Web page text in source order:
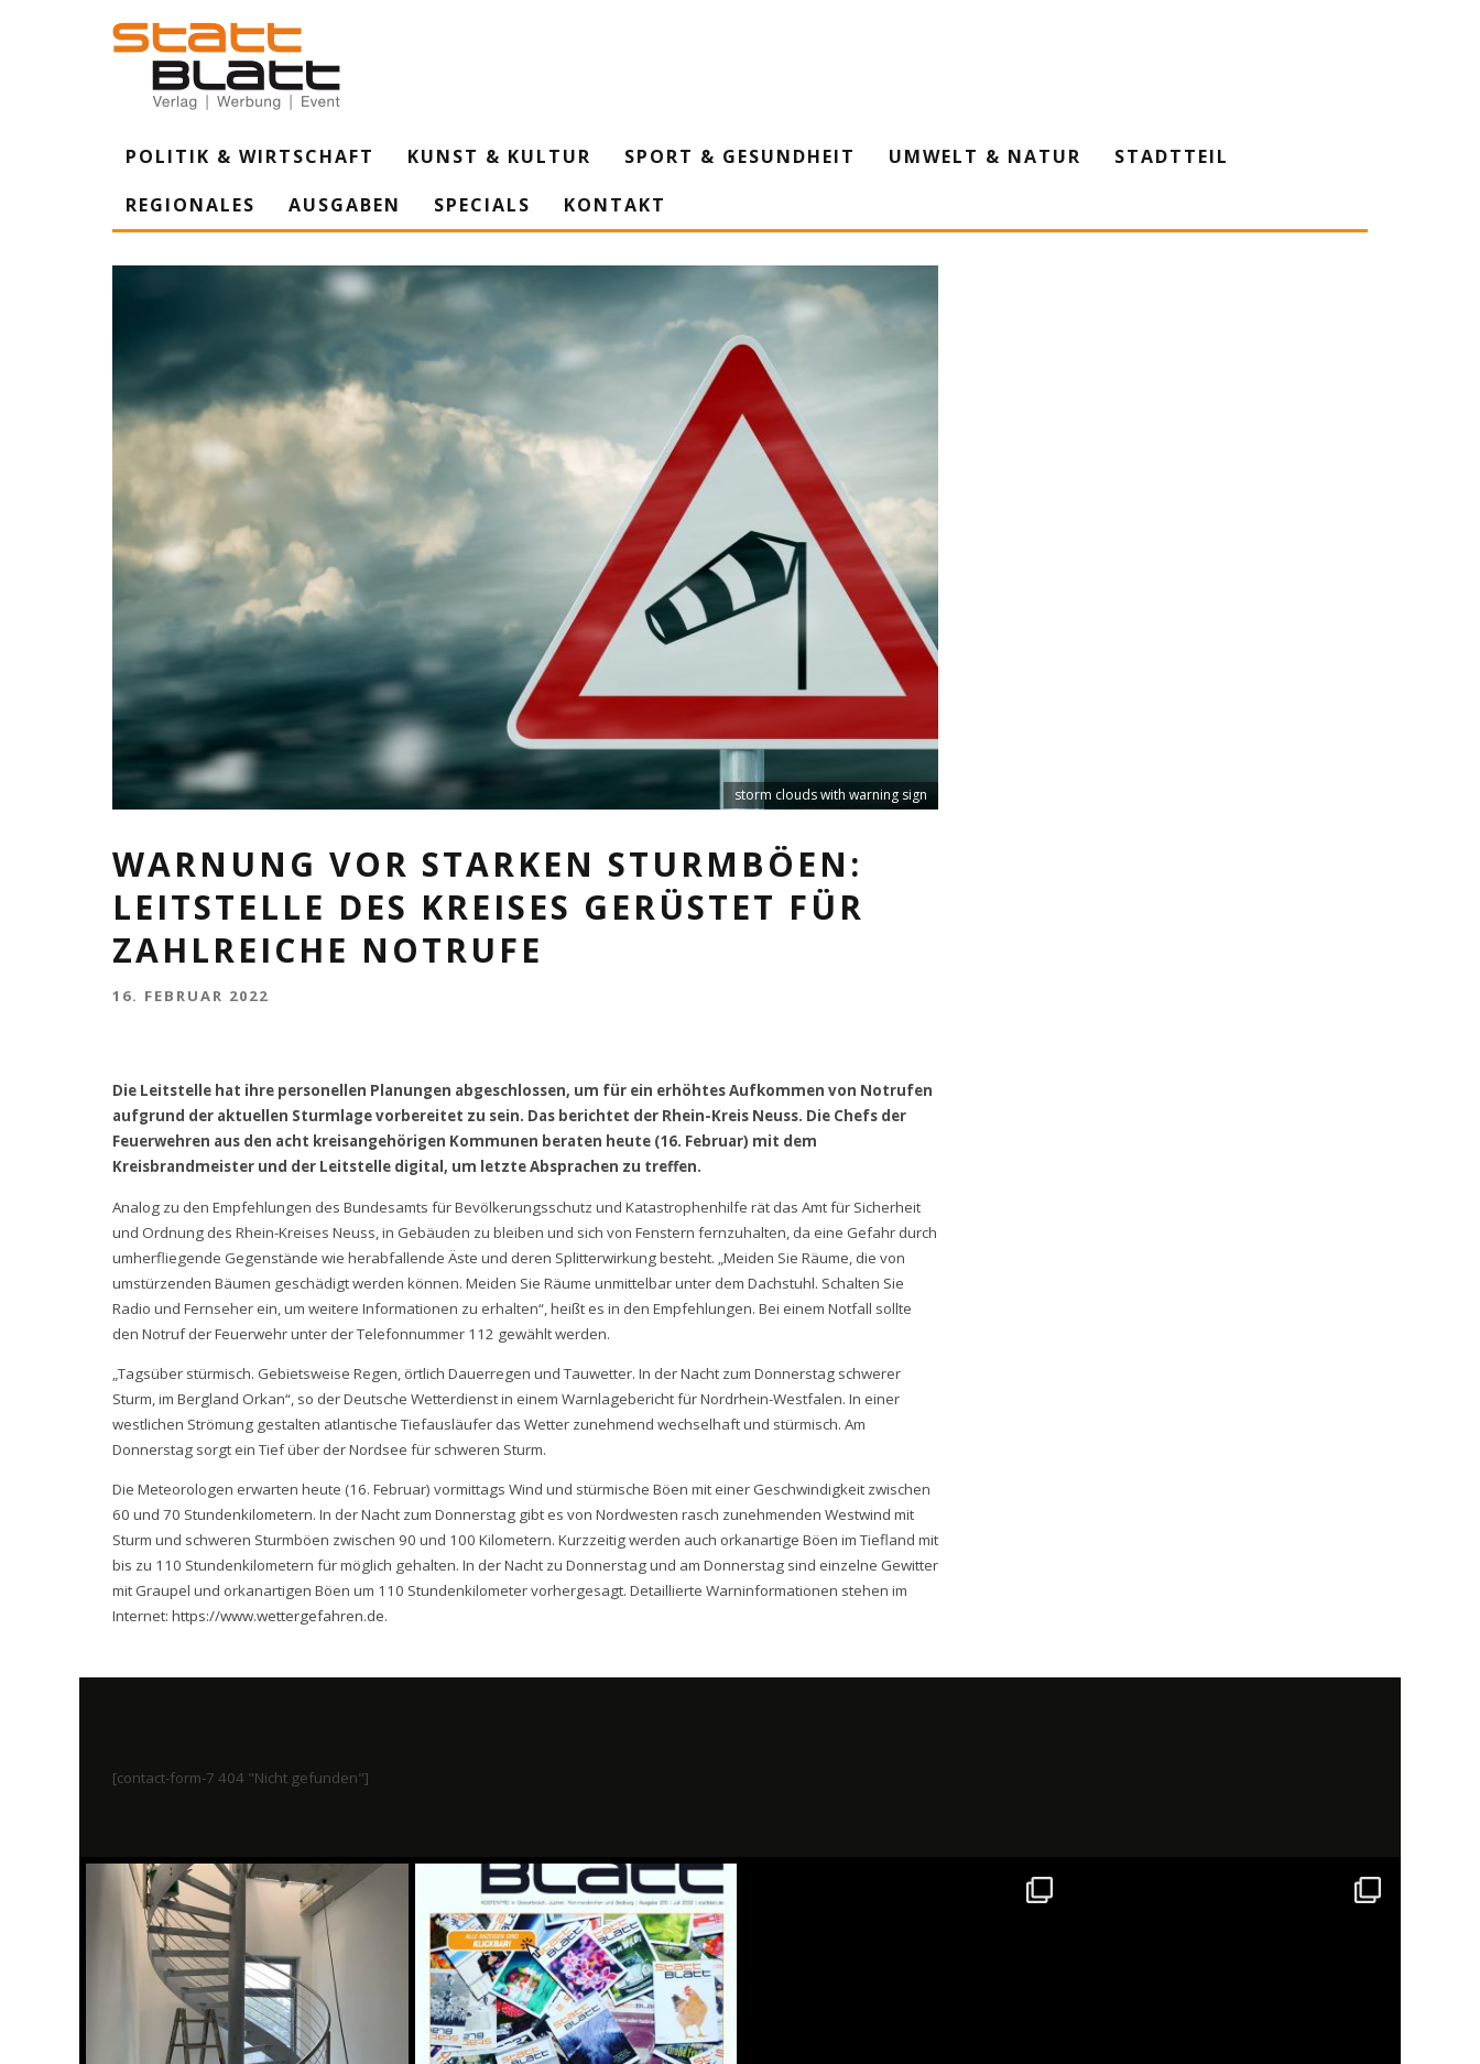
POLITIK & WIRTSCHAFT KUNST & KULTUR SPORT & GESUNDHEIT UMWELT & NATUR
STADTTEIL
REGIONALES
AUSGABEN SPECIALS KONTAKT
storm clouds with warning sign
WARNUNG VOR STARKEN STURMBÖEN:
LEITSTELLE DES KREISES GERÜSTET FÜR
ZAHLREICHE NOTRUFE
16. FEBRUAR 2022
Die Leitstelle hat ihre personellen Planungen abgeschlossen, um für ein erhöhtes Aufkommen von Notrufen
aufgrund der aktuellen Sturmlage vorbereitet zu sein. Das berichtet der Rhein-Kreis Neuss. Die Chefs der
Feuerwehren aus den acht kreisangehörigen Kommunen beraten heute (16. Februar) mit dem
Kreisbrandmeister und der Leitstelle digital, um letzte Absprachen zu treffen.
Analog zu den Empfehlungen des Bundesamts für Bevölkerungsschutz und Katastrophenhilfe rät das Amt für Sicherheit
und Ordnung des Rhein-Kreises Neuss, in Gebäuden zu bleiben und sich von Fenstern fernzuhalten, da eine Gefahr durch
umherfliegende Gegenstände wie herabfallende Äste und deren Splitterwirkung besteht. „Meiden Sie Räume, die von
umstürzenden Bäumen geschädigt werden können. Meiden Sie Räume unmittelbar unter dem Dachstuhl. Schalten Sie
Radio und Fernseher ein, um weitere Informationen zu erhalten“, heißt es in den Empfehlungen. Bei einem Notfall sollte
den Notruf der Feuerwehr unter der Telefonnummer 112 gewählt werden.
„Tagsüber stürmisch. Gebietsweise Regen, örtlich Dauerregen und Tauwetter. In der Nacht zum Donnerstag schwerer
Sturm, im Bergland Orkan“, so der Deutsche Wetterdienst in einem Warnlagebericht für Nordrhein-Westfalen. In einer
westlichen Strömung gestalten atlantische Tiefausläufer das Wetter zunehmend wechselhaft und stürmisch. Am
Donnerstag sorgt ein Tief über der Nordsee für schweren Sturm.
Die Meteorologen erwarten heute (16. Februar) vormittags Wind und stürmische Böen mit einer Geschwindigkeit zwischen
60 und 70 Stundenkilometern. In der Nacht zum Donnerstag gibt es von Nordwesten rasch zunehmenden Westwind mit
Sturm und schweren Sturmböen zwischen 90 und 100 Kilometern. Kurzzeitig werden auch orkanartige Böen im Tiefland mit
bis zu 110 Stundenkilometern für möglich gehalten. In der Nacht zu Donnerstag und am Donnerstag sind einzelne Gewitter
mit Graupel und orkanartigen Böen um 110 Stundenkilometer vorhergesagt. Detaillierte Warninformationen stehen im
Internet: https://www.wettergefahren.de.
[contact-form-7 404 "Nicht gefunden"]